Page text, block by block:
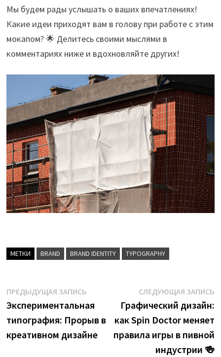
Мы будем рады услышать о ваших впечатлениях!
Какие идеи приходят вам в голову при работе с этим
мокапом? 🌟 Делитесь своими мыслями в
комментариях ниже и вдохновляйте других!
МЕТКИ BRAND BRAND IDENTITY TYPOGRAPHY
Навигация
по
записям
ПРЕДЫДУЩАЯ ЗАПИСЬ
запись:
Экспериментальная
типография: Прорыв в
креативном дизайне
СЛЕДУЮЩАЯ ЗАПИСЬ
Графический дизайн:
как Spin Doctor меняет
правила игры в пивной
индустрии 🍻